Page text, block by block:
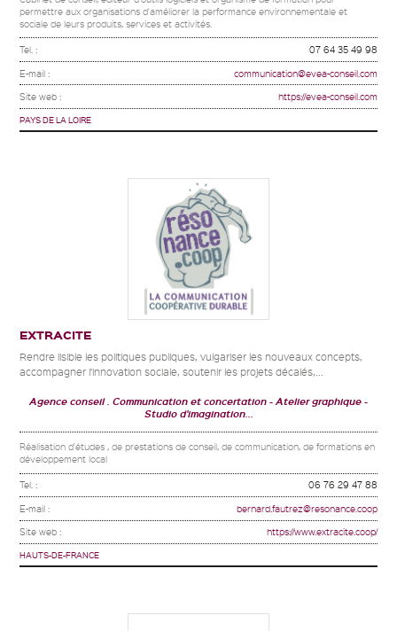
permettre aux organisations d'améliorer la performance environnementale et
sociale de leurs produits, services et activités.
Tel. : 07 64 35 49 98
E-mail : communication@evea-conseil.com
Site web : https://evea-conseil.com
PAYS DE LA LOIRE
EXTRACITE
Rendre lisible les politiques publiques, vulgariser les nouveaux concepts,
accompagner l’innovation sociale, soutenir les projets décalés,...
Agence conseil . Communication et concertation
Atelier graphique
Studio d'imagination...
Réalisation d'études , de prestations de conseil, de communication, de formations en
développement local
Tel. : 06 76 29 47 88
E-mail : bernard.fautrez@resonance.coop
Site web : https://www.extracite.coop/
HAUTS-DE-FRANCE